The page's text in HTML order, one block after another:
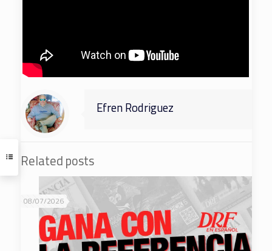
Efren Rodriguez
Related posts
08/07/2026